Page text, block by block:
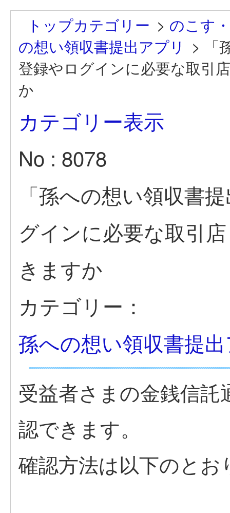
トップカテゴリー > のこす
の想い領収書提出アプリ >
登録やログインに必要な取引
か
カテゴリー表示
No : 8078
「孫への想い領収書
グインに必要な取引
きますか
カテゴリー：
孫への想い領収書提
受益者さまの金銭信
認できます。
確認方法は以下のとお